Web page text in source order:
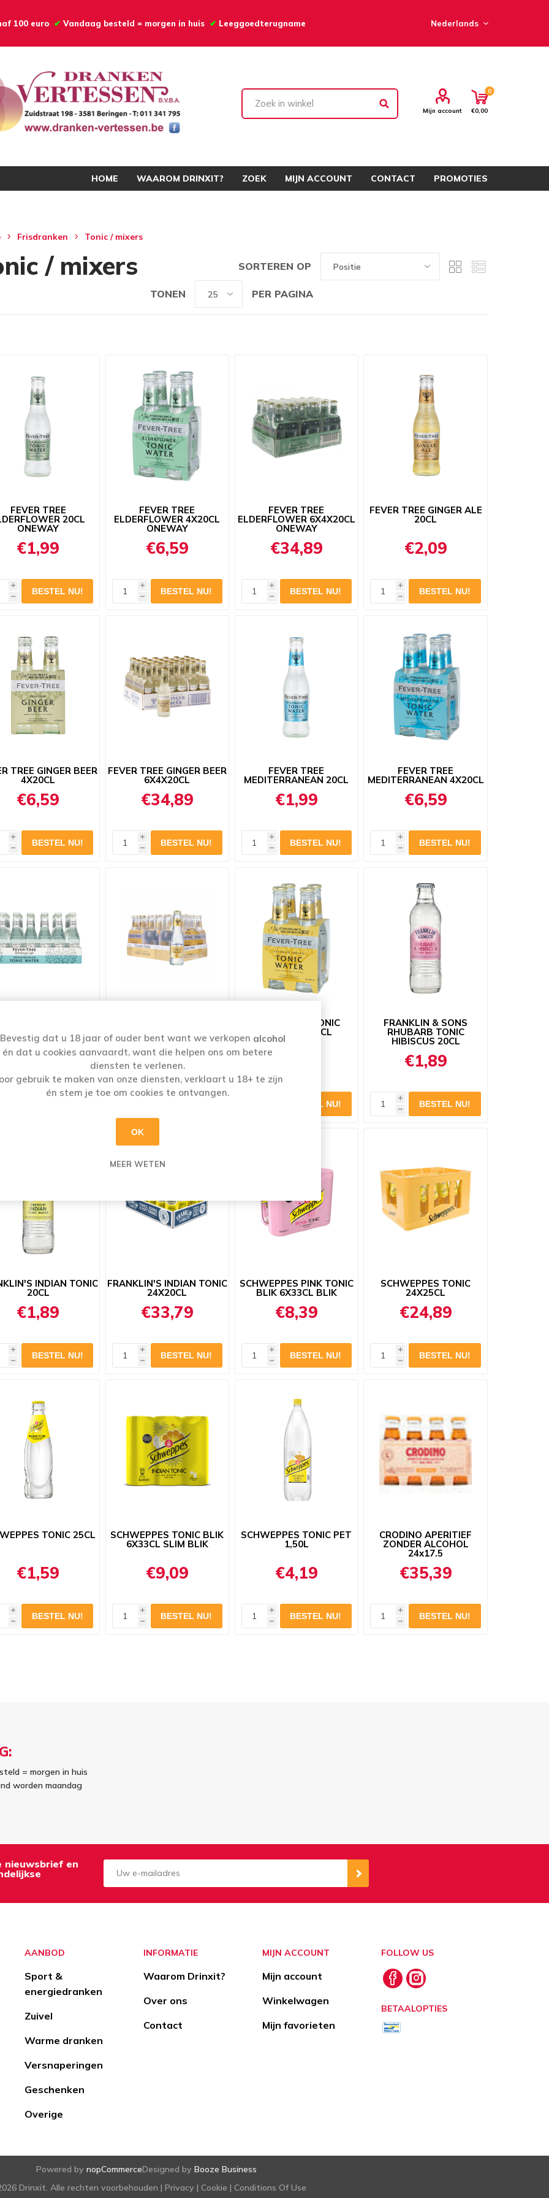
100 euro ✔ Vandaag besteld = morgen in huis ✔ Leeggoedterugname
Mijn account
0
€0,00
HOME WAAROM DRINXIT? ZOEK MIJN ACCOUNT CONTACT PROMOTIES
Frisdranken Tonic / mixers
/ mixers SORTEREN OP
TONEN PER PAGINA
FEVER TREE
20CL
ONEWAY
€1,99
i
h
FEVER TREE
ELDERFLOWER 4X20CL
ONEWAY
€6,59
i
h
FEVER TREE
ELDERFLOWER 6X4X20CL
ONEWAY
€34,89
i
h
FEVER TREE GINGER ALE
20CL
€2,09
i
h
TREE GINGER BEER
4X20CL
€6,59
i
h
FEVER TREE GINGER BEER
6X4X20CL
€34,89
i
h
FEVER TREE
MEDITERRANEAN 20CL
€1,99
i
h
FEVER TREE
MEDITERRANEAN 4X20CL
€6,59
i
h
6X4X20CL
€34,89 €34,89
FEVER TREE TONIC
WATER 4X20CL
FRANKLIN & SONS
RHUBARB TONIC
HIBISCUS 20CL
€1,89
i
h
INDIAN TONIC
20CL
€1,89
i
h
FRANKLIN'S INDIAN TONIC
24X20CL
€33,79
i
h
SCHWEPPES PINK TONIC
BLIK 6X33CL BLIK
€8,39
i
h
SCHWEPPES TONIC
24X25CL
€24,89
i
h
TONIC 25CL
€1,59
i
h
SCHWEPPES TONIC BLIK
6X33CL SLIM BLIK
€9,09
i
h
SCHWEPPES TONIC PET
1,50L
€4,19
i
h
CRODINO APERITIEF
ZONDER ALCOHOL
24x17.5
€35,39
i
h
= morgen in huis
worden maandag
nieuwsbrief en
AANBOD
Sport &
energiedranken
Zuivel
Warme dranken
Versnaperingen
Geschenken
Overige
INFORMATIE
Waarom Drinxit?
Over ons
Contact
MIJN ACCOUNT
Mijn account
Winkelwagen
Mijn favorieten
FOLLOW US
BETAALOPTIES
Powered by nopCommerceDesigned by Booze Business
Drinxit. Alle rechten voorbehouden | Privacy | Cookie | Conditions Of Use
dat u 18 jaar of ouder bent want we verkopen alcohol
én dat u cookies aanvaardt, want die helpen ons om betere
diensten te verlenen.
gebruik te maken van onze diensten, verklaart u 18+ te zijn
én stem je toe om cookies te ontvangen.
OK
MEER WETEN